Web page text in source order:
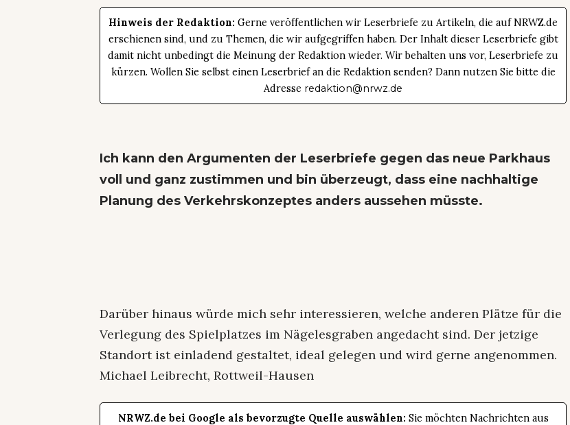
Hinweis der Redaktion: Gerne veröffentlichen wir Leserbriefe zu Artikeln, die auf NRWZ.de
erschienen sind, und zu Themen, die wir aufgegriffen haben. Der Inhalt dieser Leserbriefe gibt
damit nicht unbedingt die Meinung der Redaktion wieder. Wir behalten uns vor, Leserbriefe zu
kürzen. Wollen Sie selbst einen Leserbrief an die Redaktion senden? Dann nutzen Sie bitte die
Adresse redaktion@nrwz.de
Ich kann den Argumenten der Leserbriefe gegen das neue Parkhaus
voll und ganz zustimmen und bin überzeugt, dass eine nachhaltige
Planung des Verkehrskonzeptes anders aussehen müsste.
Darüber hinaus würde mich sehr interessieren, welche anderen Plätze für die
Verlegung des Spielplatzes im Nägelesgraben angedacht sind. Der jetzige
Standort ist einladend gestaltet, ideal gelegen und wird gerne angenommen.
Michael Leibrecht, Rottweil-Hausen
NRWZ.de bei Google als bevorzugte Quelle auswählen: Sie möchten Nachrichten aus